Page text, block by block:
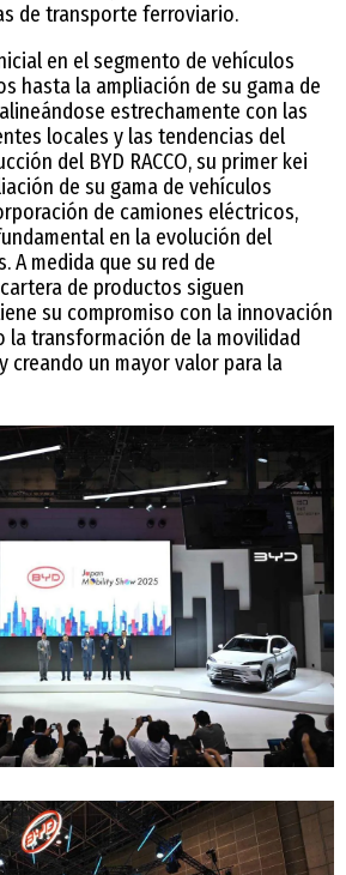
de transporte ferroviario.
en el segmento de vehículos
hasta la ampliación de su gama de
estrechamente con las
locales y las tendencias del
del BYD RACCO, su primer kei
de su gama de vehículos
de camiones eléctricos,
en la evolución del
A medida que su red de
de productos siguen
su compromiso con la innovación
la transformación de la movilidad
creando un mayor valor para la